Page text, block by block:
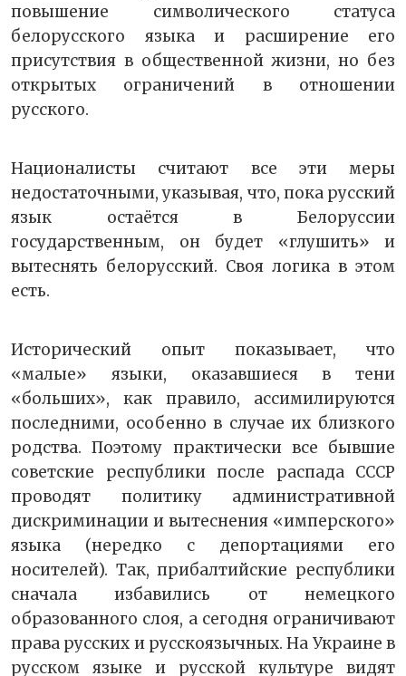
повышение символического статуса
белорусского языка и расширение его
присутствия в общественной жизни, но без
открытых ограничений в отношении
русского.
Националисты считают все эти меры
недостаточными, указывая, что, пока русский
язык остаётся в Белоруссии
государственным, он будет «глушить» и
вытеснять белорусский. Своя логика в этом
есть.
Исторический опыт показывает, что
«малые» языки, оказавшиеся в тени
«больших», как правило, ассимилируются
последними, особенно в случае их близкого
родства. Поэтому практически все бывшие
советские республики после распада СССР
проводят политику административной
дискриминации и вытеснения «имперского»
языка (нередко с депортациями его
носителей). Так, прибалтийские республики
сначала избавились от немецкого
образованного слоя, а сегодня ограничивают
права русских и русскоязычных. На Украине в
русском языке и русской культуре видят